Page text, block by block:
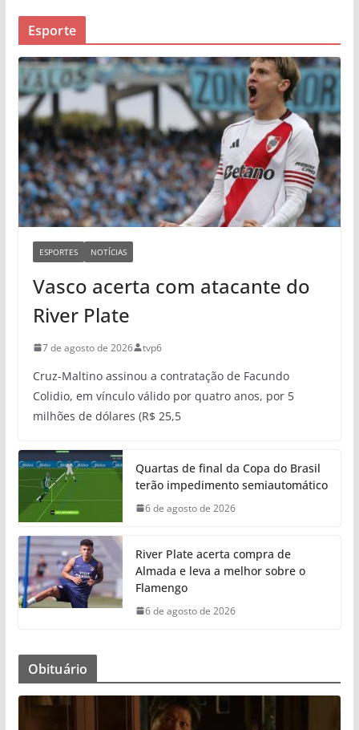
Esporte
ESPORTES NOTÍCIAS
Vasco acerta com atacante do
River Plate
7 de agosto de 2026 tvp6
Cruz-Maltino assinou a contratação de Facundo
Colidio, em vínculo válido por quatro anos, por 5
milhões de dólares (R$ 25,5
Quartas de final da Copa do Brasil
terão impedimento semiautomático
6 de agosto de 2026
River Plate acerta compra de
Almada e leva a melhor sobre o
Flamengo
6 de agosto de 2026
Obituário